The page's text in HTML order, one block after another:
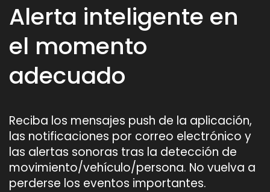
Alerta inteligente en
el momento
adecuado
Reciba los mensajes push de la aplicación,
las notificaciones por correo electrónico y
las alertas sonoras tras la detección de
movimiento/vehículo/persona. No vuelva a
perderse los eventos importantes.